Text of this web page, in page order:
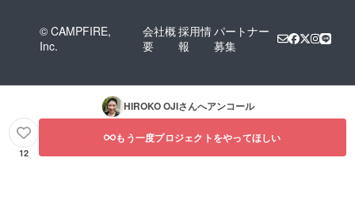
© CAMPFIRE,
Inc.
会社概
要
採用情
報
パートナー
募集
HIROKO OJIさんへアンコール
12
もう一度プロジェクトをやってほしい